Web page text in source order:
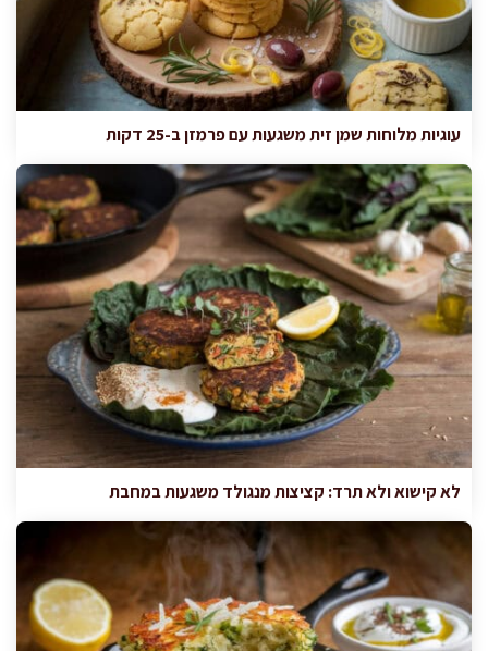
עוגיות מלוחות שמן זית משגעות עם פרמזן ב-25 דקות
לא קישוא ולא תרד: קציצות מנגולד משגעות במחבת